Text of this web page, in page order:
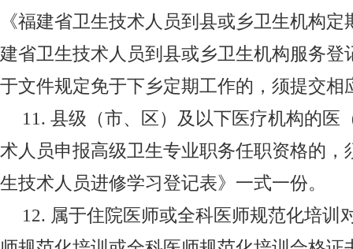
《福建省卫生技术人员到县或乡卫生机构
建省卫生技术人员到县或乡卫生机构服务登
于文件规定免于下乡定期工作的，须提交相
11. 县级（市、区）及以下医疗机构的医
术人员申报高级卫生专业职务任职资格的，
生技术人员进修学习登记表》一式一份。
12. 属于住院医师或全科医师规范化培训